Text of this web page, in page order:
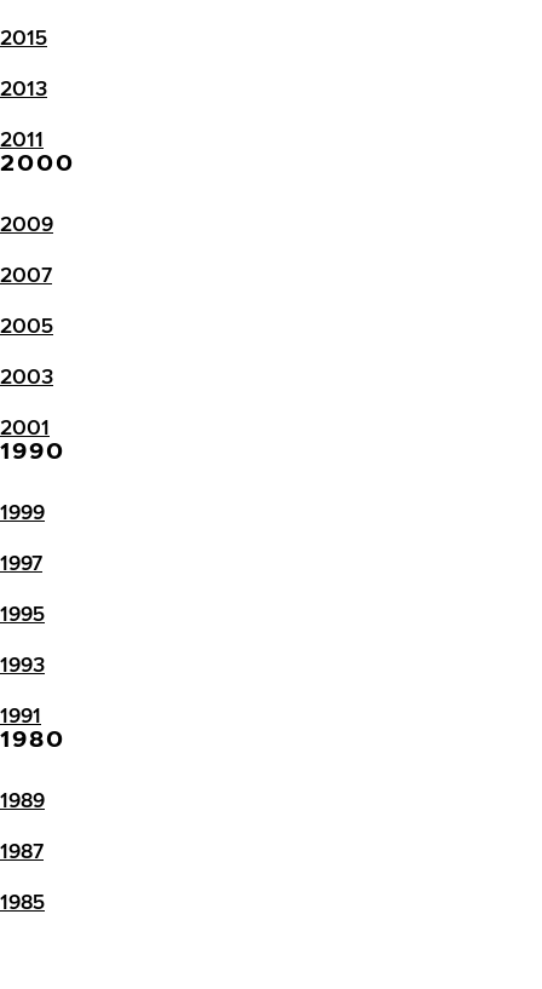
2015
2013
2011
2000
2009
2007
2005
2003
2001
1990
1999
1997
1995
1993
1991
1980
1989
1987
1985